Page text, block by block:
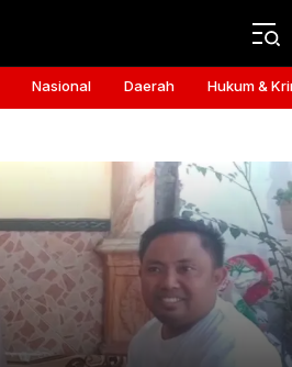
Nasional Daerah Hukum &